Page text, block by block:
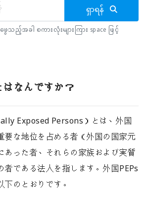
ရှာရန်
ေသည့်အခါ စကားလုံးများကြား space ဖြင့်
なんですか？
Exposed Persons）とは、外国
要な地位を占める者（外国の国家元
あった者、それらの家族および実質
である法人を指します。外国PEPs
のとおりです。